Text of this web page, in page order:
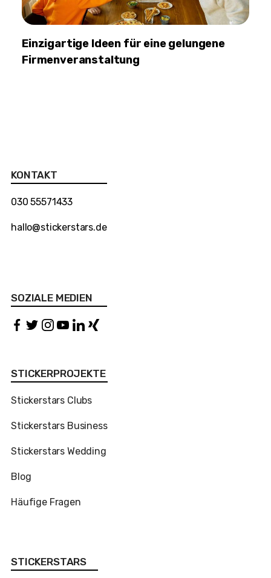
Einzigartige Ideen für eine gelungene
Firmenveranstaltung
KONTAKT
030 55571433
hallo@stickerstars.de
SOZIALE MEDIEN
STICKERPROJEKTE
Stickerstars Clubs
Stickerstars Business
Stickerstars Wedding
Blog
Häufige Fragen
STICKERSTARS